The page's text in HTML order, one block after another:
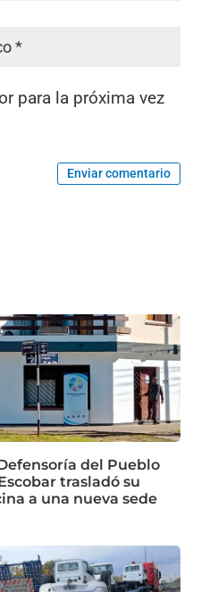
para la próxima vez
Enviar comentario
del Pueblo
trasladó su
a una nueva sede